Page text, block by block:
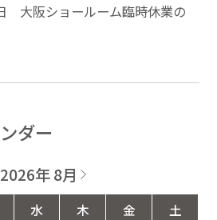
大阪ショールーム臨時休業の
ダー
2026年 8月
水 木 金
土